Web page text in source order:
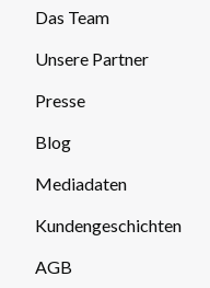
Das Team
Unsere Partner
Presse
Blog
Mediadaten
Kundengeschichten
AGB